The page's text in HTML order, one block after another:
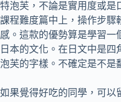
特泡芙，不論是實用度或是
課程難度篇中上，操作步驟
感。這款的優勢算是學習一
日本的文化。在日文中是四
泡芙的字樣。不確定是不是
如果覺得好吃的同學，可以